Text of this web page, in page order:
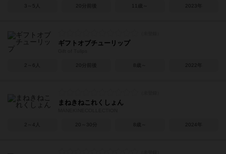
3～5人 20分前後 11歳～ 2023年
ギフトオブチューリップ
2～6人 20分前後 8歳～ 2022年
まねきねこれくしょん
2～4人 20～30分 8歳～ 2024年